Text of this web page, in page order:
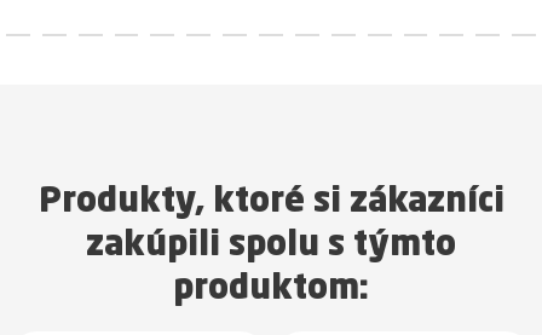
Produkty, ktoré si zákazníci
zakúpili spolu s týmto
produktom: